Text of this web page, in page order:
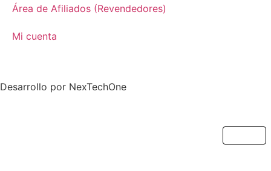
Área de Afiliados (Revendedores)
Mi cuenta
Desarrollo por NexTechOne